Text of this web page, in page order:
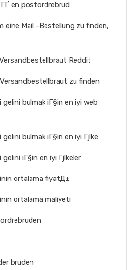
en postordrebrud
eine Mail -Bestellung zu finden,
Reddit
zu finden
bulmak iГ§in en iyi web
bulmak iГ§in en iyi Гјlke
iГ§in en iyi Гјlkeler
ortalama fiyatД±
ortalama maliyeti
bruden